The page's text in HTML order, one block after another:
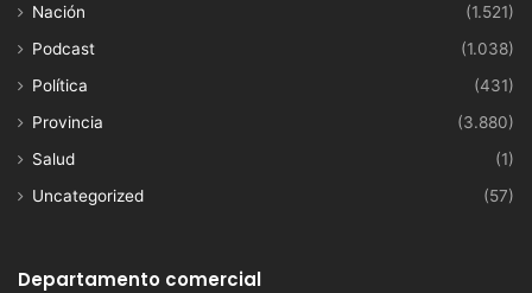
Nación
(1.521)
Podcast
(1.038)
Política
(431)
Provincia
(3.880)
Salud
(1)
Uncategorized
(57)
Departamento comercial